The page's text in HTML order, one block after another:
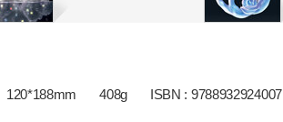
120*188mm 408g ISBN : 9788932924007